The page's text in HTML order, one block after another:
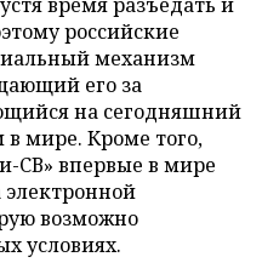
российские
механизм
его за
на сегодняшний
мире. Кроме того,
СВ» впервые в мире
электронной
возможно
условиях.